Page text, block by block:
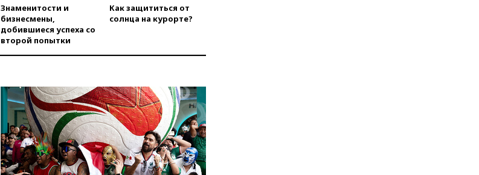
номер «Единой России» в
бюллетене
Памфиловой подготовку к
отрицает перенос основной
логистики за пределы России
вчера, 18:45Крупнейший
склад маркетплейса Rozetka
сгорел под Киевом
вчера, 18:35Джаред Лето
Знаменитости и
бизнесмены,
добившиеся успеха со
второй попытки
Как защититься от
солнца на курорте?